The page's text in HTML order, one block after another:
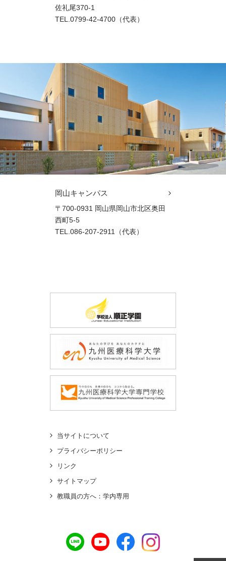
佐礼尾370-1
TEL.0799-42-4700（代表）
岡山キャンパス
〒700-0931 岡山県岡山市北区奥田
西町5-5
TEL.086-207-2911（代表）
当サイトについて
プライバシーポリシー
リンク
サイトマップ
教職員の方へ：学内専用